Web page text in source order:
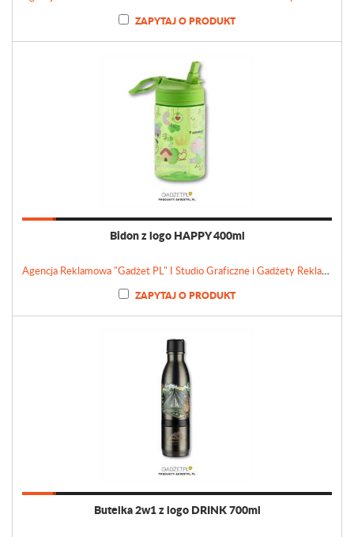
ZAPYTAJ O PRODUKT
Bidon z logo HAPPY 400ml
Agencja Reklamowa "Gadżet PL" I Studio Graficzne i Gadżety Reklamowe
ZAPYTAJ O PRODUKT
Butelka 2w1 z logo DRINK 700ml